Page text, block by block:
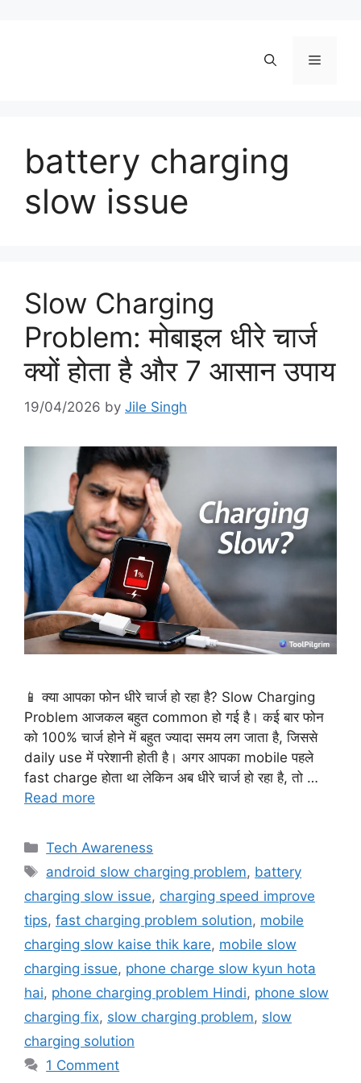
Menu
battery charging
slow issue
Slow Charging
Problem: मोबाइल धीरे चार्ज
क्यों होता है और 7 आसान उपाय
19/04/2026 by Jile Singh
📱 क्या आपका फोन धीरे चार्ज हो रहा है? Slow Charging
Problem आजकल बहुत common हो गई है। कई बार फोन
को 100% चार्ज होने में बहुत ज्यादा समय लग जाता है, जिससे
daily use में परेशानी होती है। अगर आपका mobile पहले
fast charge होता था लेकिन अब धीरे चार्ज हो रहा है, तो …
Read more
Categories
Tech Awareness
Tags
android slow charging problem, battery
charging slow issue, charging speed improve
tips, fast charging problem solution, mobile
charging slow kaise thik kare, mobile slow
charging issue, phone charge slow kyun hota
hai, phone charging problem Hindi, phone slow
charging fix, slow charging problem, slow
charging solution
1 Comment